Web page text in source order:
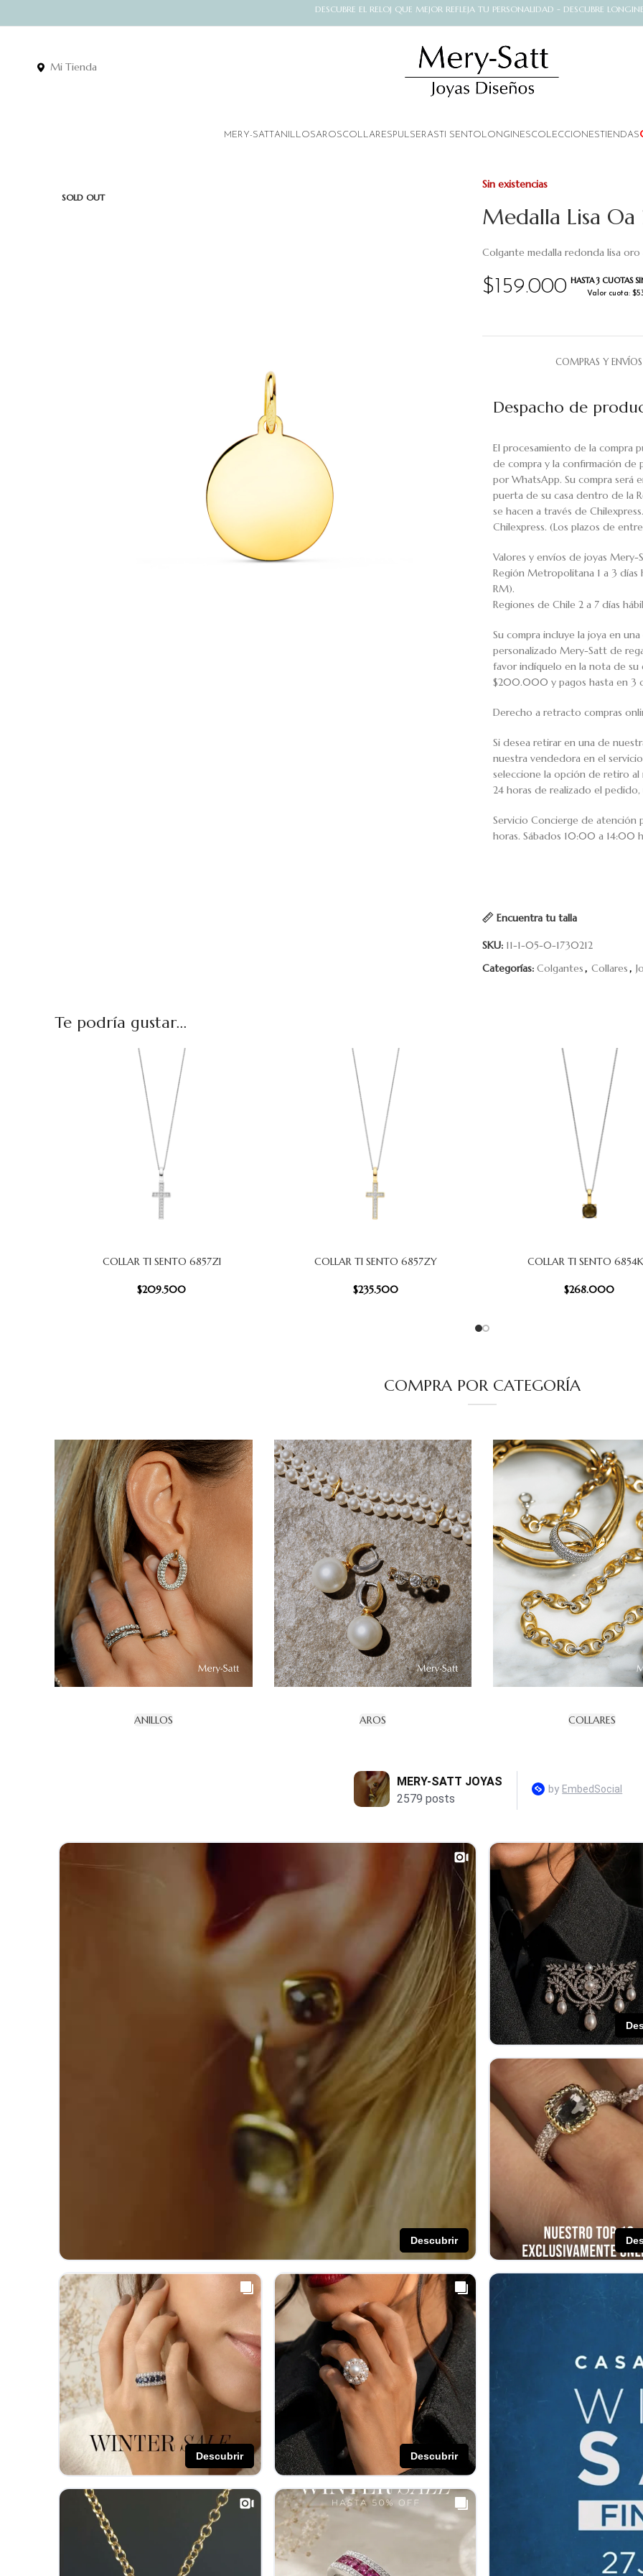
DESCUBRE EL RELOJ QUE MEJOR REFLEJA TU PERSONALIDAD - DESCUBRE
Mi Tienda
MERY-SATTANILLOSAROSCOLLARES PULSERASTI SENTO LONGINESCOLECCIONESTIENDAS
SOLD OUT
Medalla Lisa Oa
$159.000 HASTA 3 CUOTAS
Valor cuota:
Colgante medalla redonda lisa oro
Sin existencias
Encuentra tu talla
COMPRAS Y ENVÍOS
Despacho de
El procesamiento de la compra
de compra y la confirmación de
por WhatsApp. Su compra será
puerta de su casa dentro de la
se hacen a través de
Chilexpress. (Los plazos de
Valores y envíos de joyas Mery-
Región Metropolitana 1 a 3
RM).
Regiones de Chile 2 a 7 días
Su compra incluye la joya en
personalizado Mery-Satt de
favor indíquelo en la nota de
$200.000 y pagos hasta en 3
Derecho a retracto compras
Si desea retirar en una de
nuestra vendedora en el
seleccione la opción de retiro
24 horas de realizado el
Servicio Concierge de atención
horas. Sábados 10:00 a 14:00
SKU: 11-1-05-0-1730212
Categorías: Colgantes, Collares,
Te podría gustar...
AÑADIR AL CARRITO
COLLAR TI SENTO 6857ZI
$209.500
AÑADIR AL CARRITO
COLLAR TI SENTO 6857ZY
$235.500
AÑADIR AL CARRITO
COLLAR TI SENTO
$268.000
COMPRA POR CATEGORÍA
ANILLOS AROS COLLARES